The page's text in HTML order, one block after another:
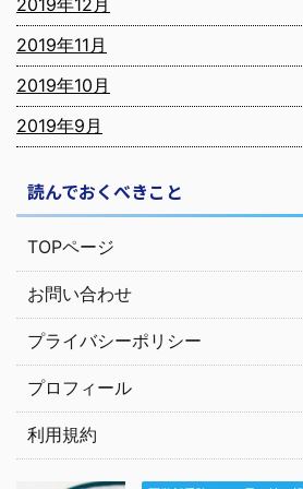
2019年11月
2019年10月
2019年9月
読んでおくべきこと
TOPページ
お問い合わせ
プライバシーポリシー
プロフィール
利用規約